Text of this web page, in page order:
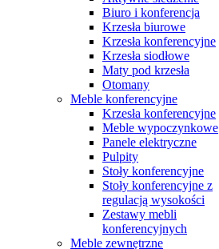
Biuro i konferencja
Krzesła biurowe
Krzesła konferencyjne
Krzesła siodłowe
Maty pod krzesła
Otomany
Meble konferencyjne
Krzesła konferencyjne
Meble wypoczynkowe
Panele elektryczne
Pulpity
Stoły konferencyjne
Stoły konferencyjne z
regulacją wysokości
Zestawy mebli
konferencyjnych
Meble zewnętrzne